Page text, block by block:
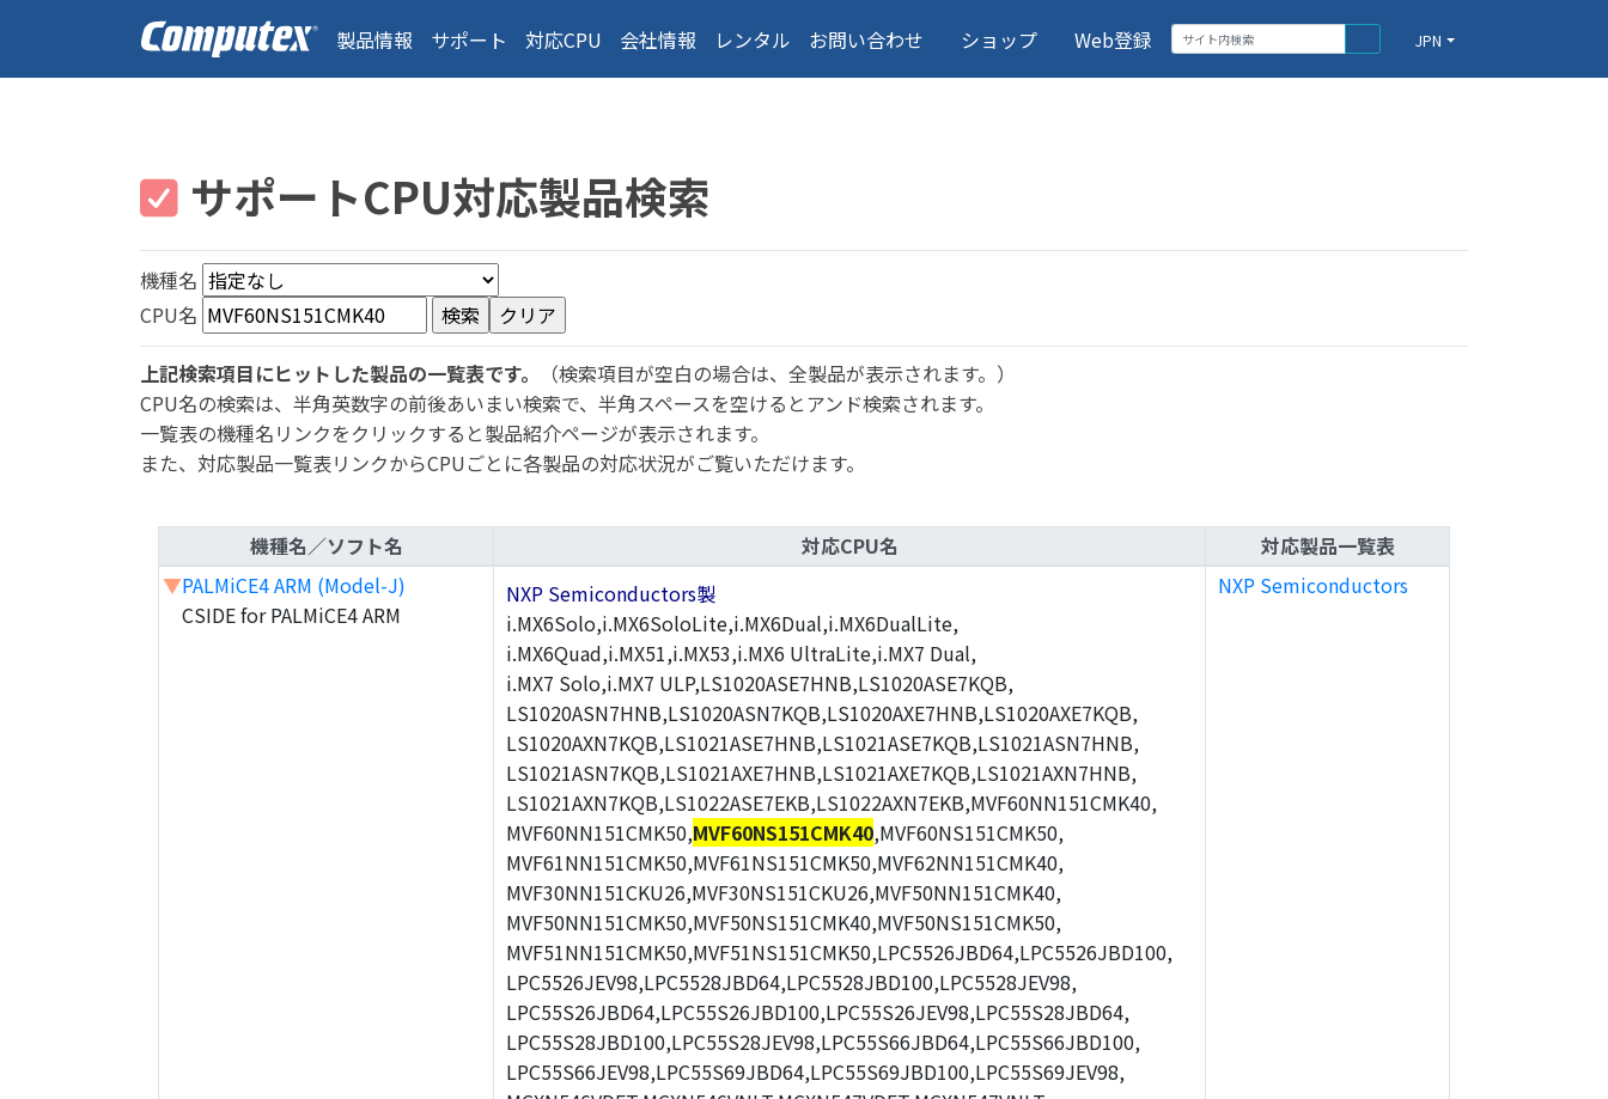
製品情報 サポート 対応CPU 会社情報 レンタル お問い合わせ ショップ Web登録 JPN
サポートCPU対応製品検索
機種名
CPU名
上記検索項目にヒットした製品の一覧表です。
（検索項目が空白の場合は、全製品が表示されます。）
CPU名の検索は、半角英数字の前後あいまい検索で、半角スペースを空けるとアンド検索されます。
一覧表の機種名リンクをクリックすると製品紹介ページが表示されます。
また、対応製品一覧表リンクからCPUごとに各製品の対応状況がご覧いただけます。
機種名／ソフト名 対応CPU名
対応製品一覧表
▼PALMiCE4 ARM (Model-J)
CSIDE for PALMiCE4 ARM
NXP Semiconductors製
i.MX6Solo,i.MX6SoloLite,i.MX6Dual,i.MX6DualLite,
i.MX6Quad,i.MX51,i.MX53,i.MX6 UltraLite,i.MX7 Dual,
i.MX7 Solo,i.MX7 ULP,LS1020ASE7HNB,LS1020ASE7KQB,
LS1020ASN7HNB,LS1020ASN7KQB,LS1020AXE7HNB,LS1020AXE7KQB,
LS1020AXN7KQB,LS1021ASE7HNB,LS1021ASE7KQB,LS1021ASN7HNB,
LS1021ASN7KQB,LS1021AXE7HNB,LS1021AXE7KQB,LS1021AXN7HNB,
LS1021AXN7KQB,LS1022ASE7EKB,LS1022AXN7EKB,MVF60NN151CMK40,
MVF60NN151CMK50,MVF60NS151CMK40,MVF60NS151CMK50,
MVF61NN151CMK50,MVF61NS151CMK50,MVF62NN151CMK40,
MVF30NN151CKU26,MVF30NS151CKU26,MVF50NN151CMK40,
MVF50NN151CMK50,MVF50NS151CMK40,MVF50NS151CMK50,
MVF51NN151CMK50,MVF51NS151CMK50,LPC5526JBD64,LPC5526JBD100,
LPC5526JEV98,LPC5528JBD64,LPC5528JBD100,LPC5528JEV98,
LPC55S26JBD64,LPC55S26JBD100,LPC55S26JEV98,LPC55S28JBD64,
LPC55S28JBD100,LPC55S28JEV98,LPC55S66JBD64,LPC55S66JBD100,
LPC55S66JEV98,LPC55S69JBD64,LPC55S69JBD100,LPC55S69JEV98,
NXP Semiconductors